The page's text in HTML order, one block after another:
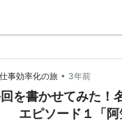
事効率化の旅 • 3年前
を書かせてみた！
エピソード１「阿